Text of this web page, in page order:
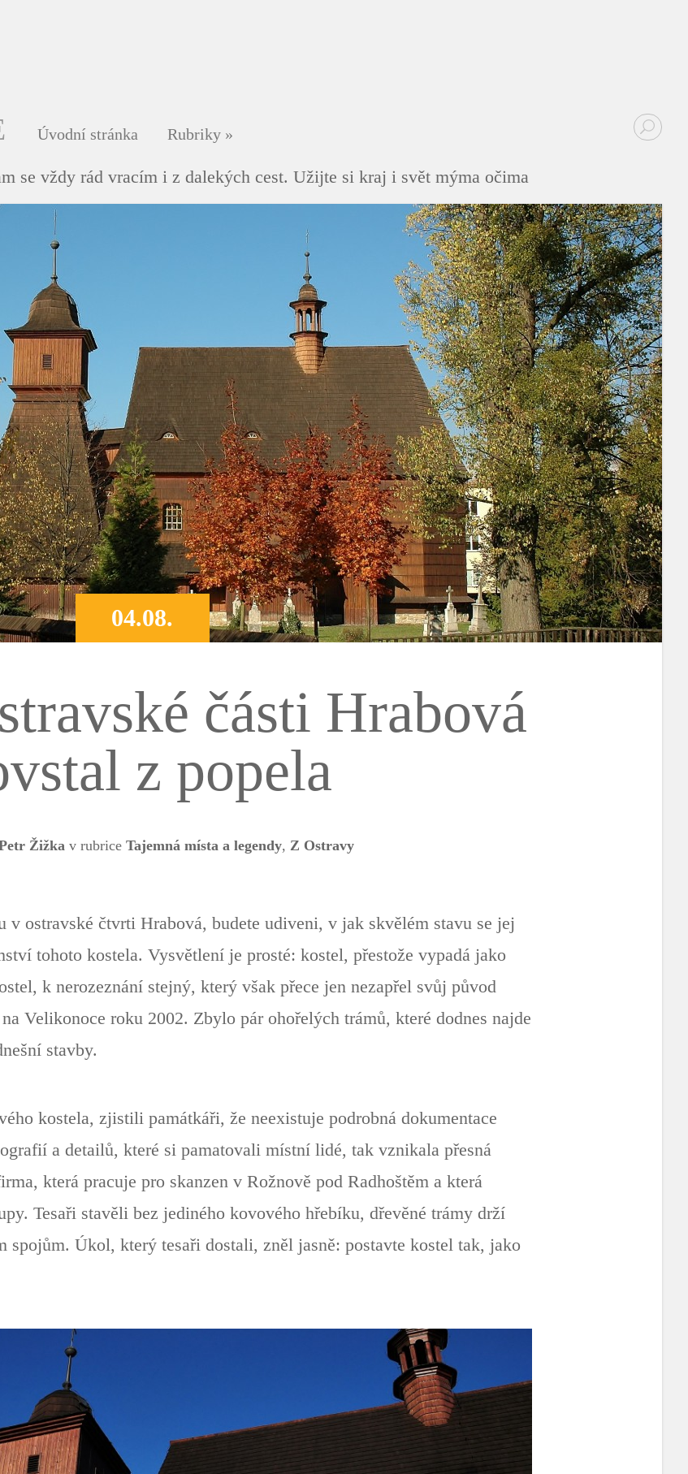
Úvodní stránka Rubriky »
se vždy rád vracím i z dalekých cest. Užijte si kraj i svět mýma očima
04.08.
části Hrabová
z popela
Žižka v rubrice Tajemná místa a legendy, Z Ostravy
v ostravské čtvrti Hrabová, budete udiveni, v jak skvělém stavu se jej
tohoto kostela. Vysvětlení je prosté: kostel, přestože vypadá jako
k nerozeznání stejný, který však přece jen nezapřel svůj původ
Velikonoce roku 2002. Zbylo pár ohořelých trámů, které dodnes najde
stavby.
kostela, zjistili památkáři, že neexistuje podrobná dokumentace
a detailů, které si pamatovali místní lidé, tak vznikala přesná
která pracuje pro skanzen v Rožnově pod Radhoštěm a která
Tesaři stavěli bez jediného kovového hřebíku, dřevěné trámy drží
spojům. Úkol, který tesaři dostali, zněl jasně: postavte kostel tak, jako